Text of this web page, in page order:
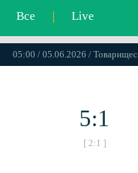
Все | Live
05:00 / 05.06.2026 /
5:1
[ 2:1 ]